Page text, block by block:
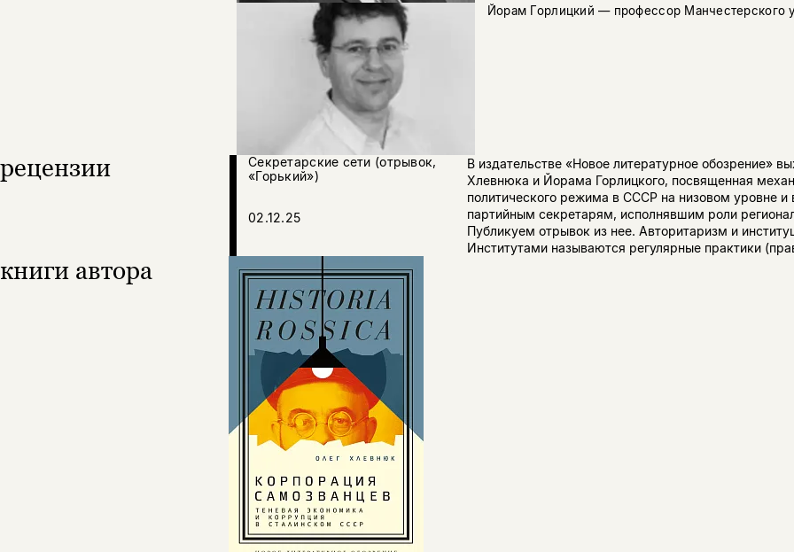
Йорам Горлицкий — профессор Манчестерского
рецензии
Секретарские сети (отрывок,
«Горький»)
02.12.25
В издательстве «Новое литературное обозрение»
Хлевнюка и Йорама Горлицкого, посвященная
политического режима в СССР на низовом уровне и
партийным секретарям, исполнявшим роли
Публикуем отрывок из нее. Авторитаризм и
Институтами называются регулярные практики
книги автора